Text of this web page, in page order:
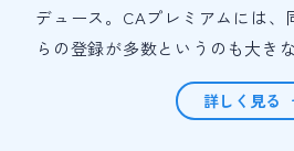
デュース。CAプレミアムには、
らの登録が多数というのも大き
詳しく見る